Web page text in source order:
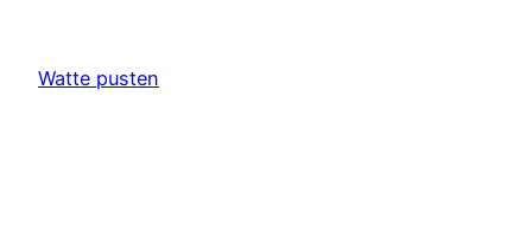
springen
Watte pusten